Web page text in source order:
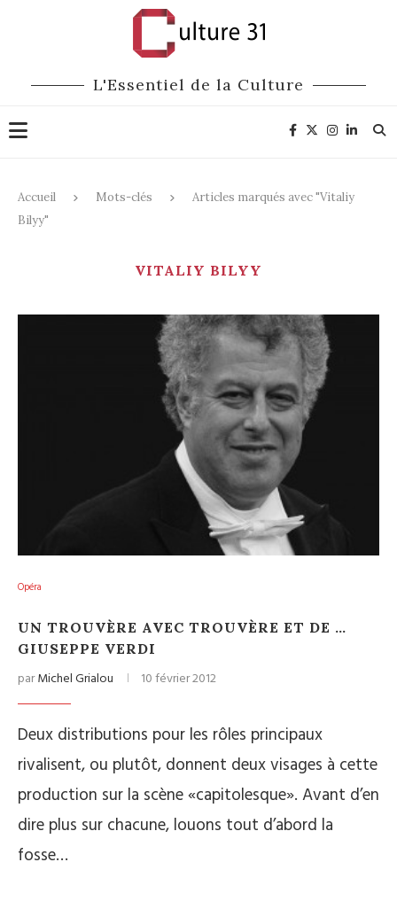
L'Essentiel de la Culture
Accueil Mots-clés
Articles marqués avec "Vitaliy
Bilyy"
VITALIY BILYY
Opéra
UN TROUVÈRE AVEC TROUVÈRE ET DE …
GIUSEPPE VERDI
parMichel Grialou 10 février 2012
Deux distributions pour les rôles principaux
rivalisent, ou plutôt, donnent deux visages à cette
production sur la scène «capitolesque». Avant d’en
dire plus sur chacune, louons tout d’abord la
fosse…